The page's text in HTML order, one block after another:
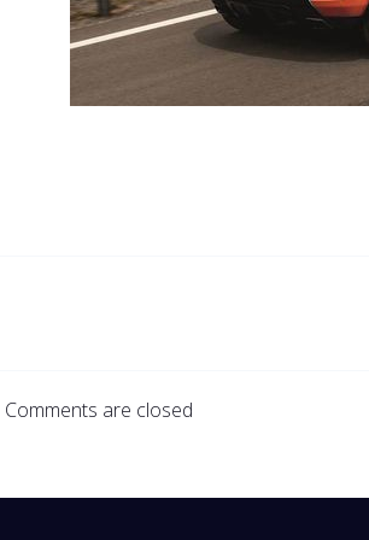
Comments are closed